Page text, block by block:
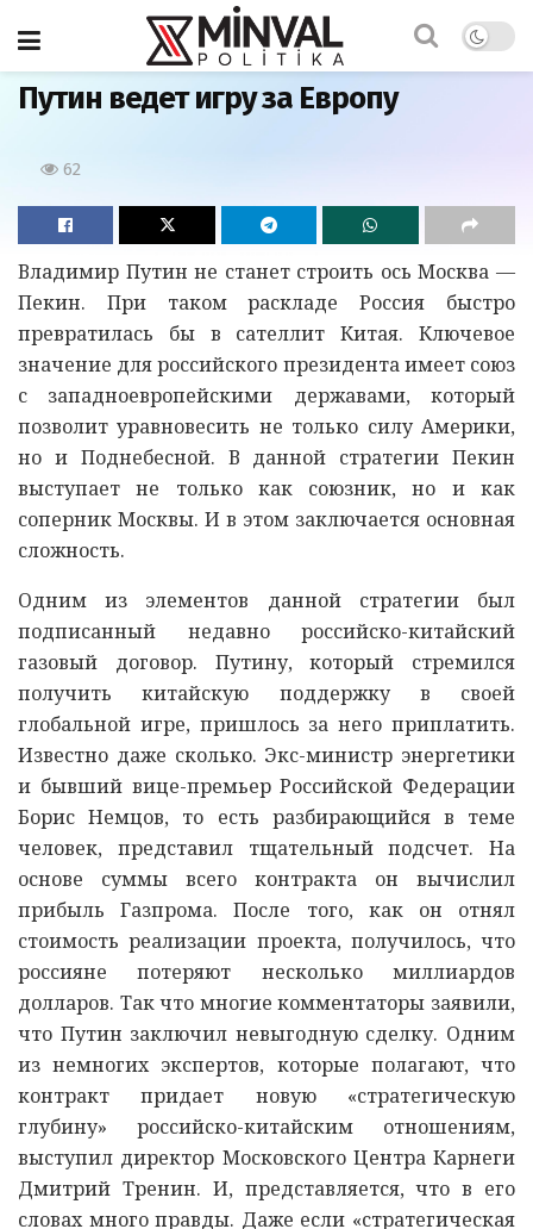
Главная
Путин ведет игру за Европу
62
Владимир Путин не станет строить ось Москва —
Пекин. При таком раскладе Россия быстро
превратилась бы в сателлит Китая. Ключевое
значение для российского президента имеет союз
с западноевропейскими державами, который
позволит уравновесить не только силу Америки,
но и Поднебесной. В данной стратегии Пекин
выступает не только как союзник, но и как
соперник Москвы. И в этом заключается основная
сложность.
Одним из элементов данной стратегии был
подписанный недавно российско-китайский
газовый договор. Путину, который стремился
получить китайскую поддержку в своей
глобальной игре, пришлось за него приплатить.
Известно даже сколько. Экс-министр энергетики
и бывший вице-премьер Российской Федерации
Борис Немцов, то есть разбирающийся в теме
человек, представил тщательный подсчет. На
основе суммы всего контракта он вычислил
прибыль Газпрома. После того, как он отнял
стоимость реализации проекта, получилось, что
россияне потеряют несколько миллиардов
долларов. Так что многие комментаторы заявили,
что Путин заключил невыгодную сделку. Одним
из немногих экспертов, которые полагают, что
контракт придает новую «стратегическую
глубину» российско-китайским отношениям,
выступил директор Московского Центра Карнеги
Дмитрий Тренин. И, представляется, что в его
словах много правды. Даже если «стратегическая